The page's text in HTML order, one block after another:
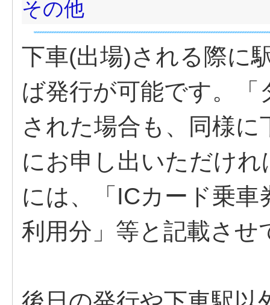
その他
下車(出場)される際に
ば発行が可能です。
された場合も、同様
にお申し出いただけ
には、「ICカード乗
利用分」等と記載させ